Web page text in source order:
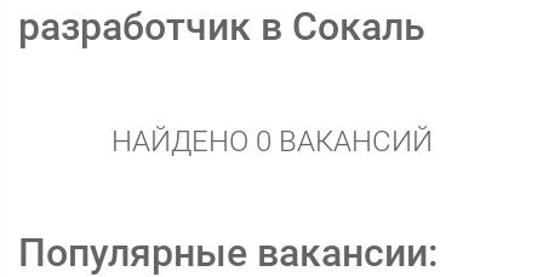
разработчик в Сокаль
НАЙДЕНО 0 ВАКАНСИЙ
Популярные вакансии: